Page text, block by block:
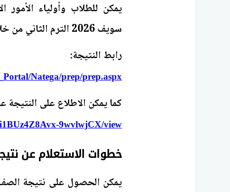
يمكن للطلاب وأولياء الأمور
سويف 2026 الترم الثاني من خلال البوابة الإلكترونية للمحافظة.
رابط النتيجة:
Natega/prep/prep.aspx
كما يمكن الاطلاع على النتيجة
9wvlwjCX/view
خطوات الاستعلام عن
يمكن الحصول على نتيجة